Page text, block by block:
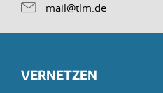
mail@tlm.de
VERNETZEN